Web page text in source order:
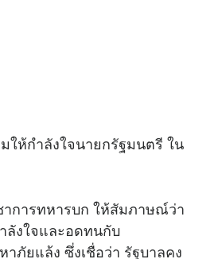
ให้กำลังใจนายกรัฐมนตรี ใน
การทหารบก ให้สัมภาษณ์ว่า
ลังใจและอดทนกับ
ภัยแล้ง ซึ่งเชื่อว่า รัฐบาลคง